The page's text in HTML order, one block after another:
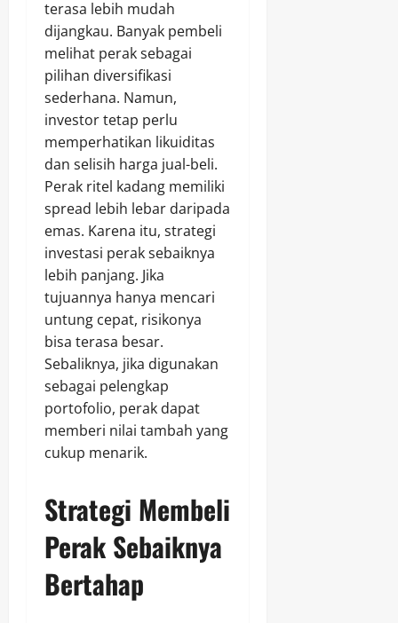
terasa lebih mudah
dijangkau. Banyak pembeli
melihat perak sebagai
pilihan diversifikasi
sederhana. Namun,
investor tetap perlu
memperhatikan likuiditas
dan selisih harga jual-beli.
Perak ritel kadang memiliki
spread lebih lebar daripada
emas. Karena itu, strategi
investasi perak sebaiknya
lebih panjang. Jika
tujuannya hanya mencari
untung cepat, risikonya
bisa terasa besar.
Sebaliknya, jika digunakan
sebagai pelengkap
portofolio, perak dapat
memberi nilai tambah yang
cukup menarik.
Strategi Membeli
Perak Sebaiknya
Bertahap